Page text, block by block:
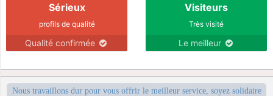
Sérieux
profils de qualité
Qualité confirmée
Visiteurs
Très visité
Le meilleur
Nous travaillons dur pour vous offrir le meilleur service, soyez solidaire